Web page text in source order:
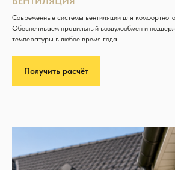
Современные системы вентиляции для
Обеспечиваем правильный воздухообмен и
температуры в любое время года.
Получить расчёт